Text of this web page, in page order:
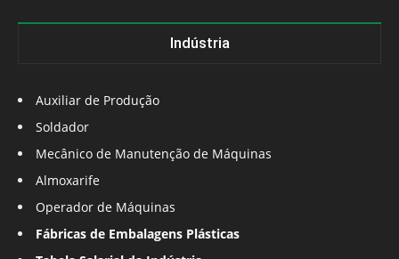
Indústria
Auxiliar de Produção
Soldador
Mecânico de Manutenção de Máquinas
Almoxarife
Operador de Máquinas
Fábricas de Embalagens Plásticas